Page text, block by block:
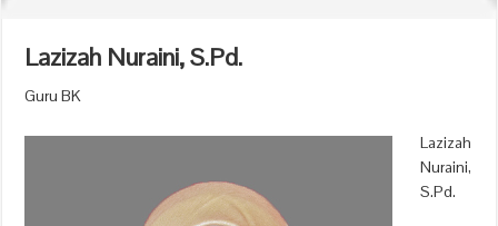
Lazizah Nuraini, S.Pd.
Guru BK
Lazizah
Nuraini,
S.Pd.